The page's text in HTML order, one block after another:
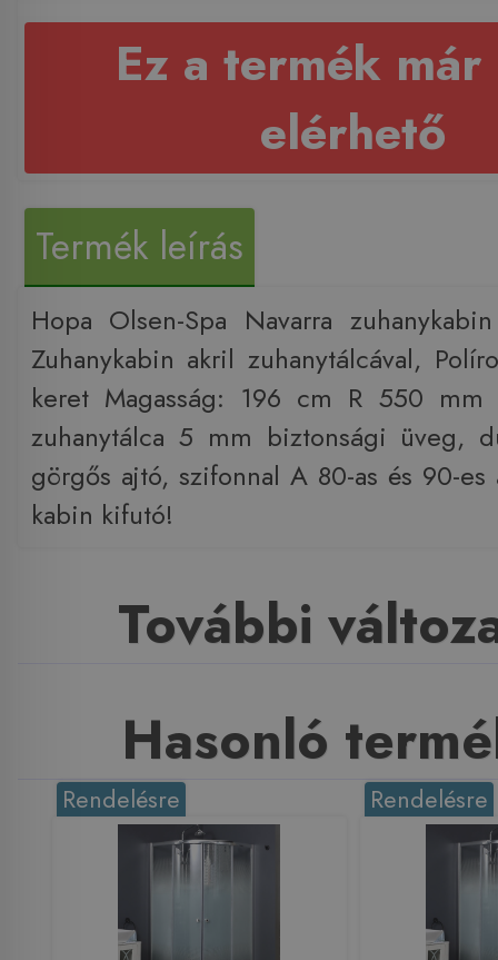
Ez a termék már
elérhető
Termék leírás
Hopa Olsen-Spa Navarra
Zuhanykabin akril zuhanytálcával,
keret Magasság: 196 cm R 550 mm
zuhanytálca 5 mm biztonsági üveg,
görgős ajtó, szifonnal A 80-as és 90-es
kabin kifutó!
További
Hasonló
Rendelésre Rendelésre